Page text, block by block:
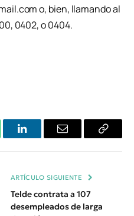
o, bien, llamando al
0402, o 0404.
LinkedInEmail
Copiar
ARTÍCULO SIGUIENTE
Telde contrata a 107
desempleados de larga